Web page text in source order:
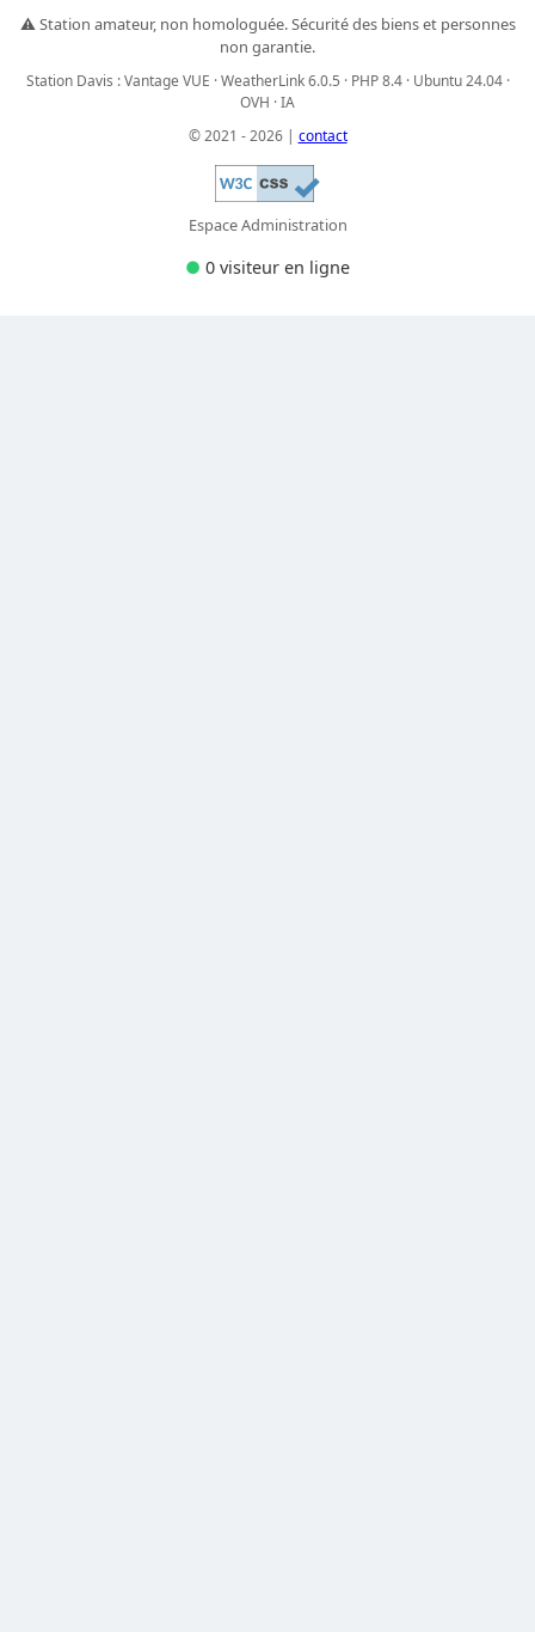
⚠️ Station amateur, non homologuée. Sécurité des biens et personnes
non garantie.
Station Davis : Vantage VUE · WeatherLink 6.0.5 · PHP 8.4 · Ubuntu 24.04 ·
OVH · IA
© 2021 - 2026 | contact
Espace Administration
● 0 visiteur en ligne